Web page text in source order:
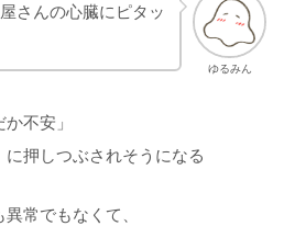
ゆるみん
さんの心臓にピタッ
不安」
に押しつぶされそうになる
常でもなくて、